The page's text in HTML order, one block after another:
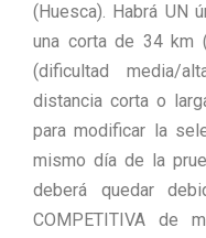
(Huesca). Habrá UN
una corta de 34 km
(dificultad media/
distancia corta o
para modificar la
mismo día de la
deberá quedar
COMPETITIVA de